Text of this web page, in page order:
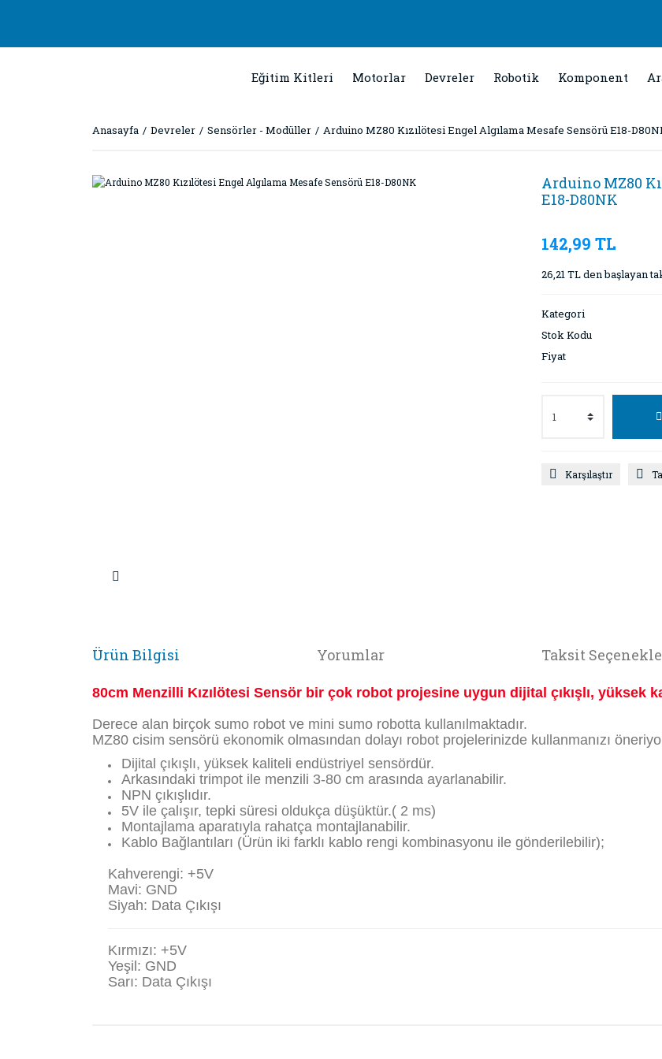
Eğitim Kitleri Motorlar Devreler Robotik Komponent
Anasayfa Devreler Sensörler - Modüller Arduino MZ80 Kızılötesi Engel Algılama Mesafe Sensörü E18-
Arduino MZ80
E18-D80NK
142,99 TL
26,21 TL den başlayan
Kategori
Stok Kodu
Fiyat
Karşılaştır
Ürün Bilgisi Yorumlar Taksit
80cm Menzilli Kızılötesi Sensör bir çok robot projesine uygun dijital çıkışlı, yüksek
Derece alan birçok sumo robot ve mini sumo robotta kullanılmaktadır.
MZ80 cisim sensörü ekonomik olmasından dolayı robot projelerinizde kullanmanızı
Dijital çıkışlı, yüksek kaliteli endüstriyel sensördür.
Arkasındaki trimpot ile menzili 3-80 cm arasında ayarlanabilir.
NPN çıkışlıdır.
5V ile çalışır, tepki süresi oldukça düşüktür.( 2 ms)
Montajlama aparatıyla rahatça montajlanabilir.
Kablo Bağlantıları (Ürün iki farklı kablo rengi kombinasyonu ile gönderilebilir);
Kahverengi: +5V
Mavi: GND
Siyah: Data Çıkışı
Kırmızı: +5V
Yeşil: GND
Sarı: Data Çıkışı